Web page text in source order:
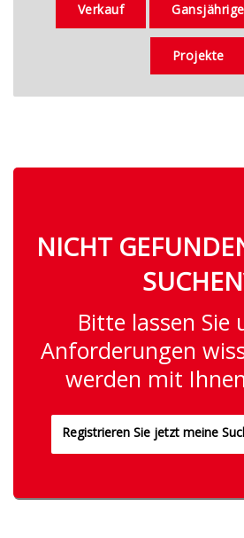
Verkauf
Projekte
NICHT
Bitte lassen Sie
Anforderungen
werden mit
Registrieren Sie jetzt meine